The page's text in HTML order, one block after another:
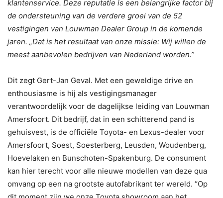
klantenservice. Deze reputatie is een belangrijke factor bij
de ondersteuning van de verdere groei van de 52
vestigingen van Louwman Dealer Group in de komende
jaren. „Dat is het resultaat van onze missie: Wij willen de
meest aanbevolen bedrijven van Nederland worden.”
Dit zegt Gert-Jan Geval. Met een geweldige drive en
enthousiasme is hij als vestigingsmanager
verantwoordelijk voor de dagelijkse leiding van Louwman
Amersfoort. Dit bedrijf, dat in een schitterend pand is
gehuisvest, is de officiële Toyota- en Lexus-dealer voor
Amersfoort, Soest, Soesterberg, Leusden, Woudenberg,
Hoevelaken en Bunschoten-Spakenburg. De consument
kan hier terecht voor alle nieuwe modellen van deze qua
omvang op een na grootste autofabrikant ter wereld. “Op